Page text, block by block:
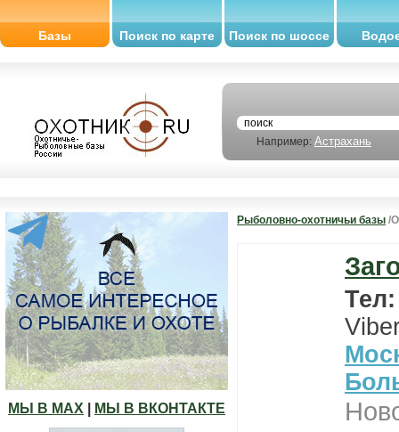
Базы Поиск по карте Поиск по шоссе
Например: Астрахань
МЫ В МАХ МЫ В ВКОНТАКТЕ
Рыболовно-охотничьи базы /